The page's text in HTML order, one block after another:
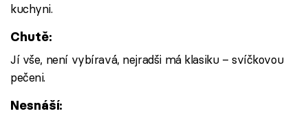
kuchyni.
Chutě:
Jí vše, není vybíravá, nejradši má klasiku – svíčkovou
pečeni.
Nesnáší: